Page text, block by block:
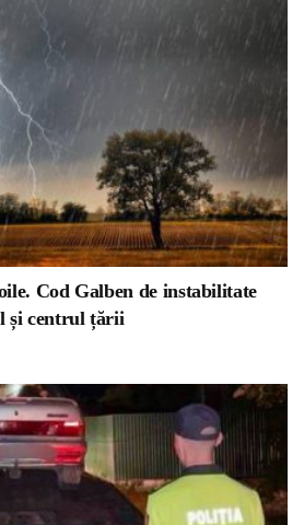
Cod Galben de instabilitate
și centrul țării